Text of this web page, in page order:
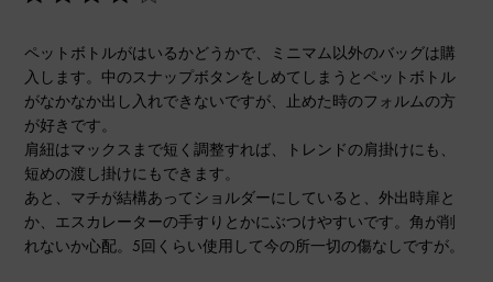
ペットボトルがはいるかどうかで、ミニマム以外のバッグは購
入します。中のスナップボタンをしめてしまうとペットボトル
がなかなか出し入れできないですが、止めた時のフォルムの方
が好きです。
肩紐はマックスまで短く調整すれば、トレンドの肩掛けにも、
短めの渡し掛けにもできます。
あと、マチが結構あってショルダーにしていると、外出時扉と
か、エスカレーターの手すりとかにぶつけやすいです。角が削
れないか心配。5回くらい使用して今の所一切の傷なしですが。